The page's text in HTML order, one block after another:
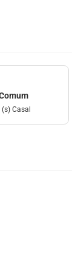
Casal